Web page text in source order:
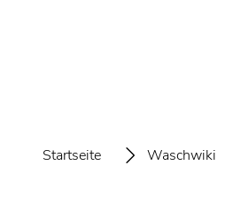
Startseite Waschwiki